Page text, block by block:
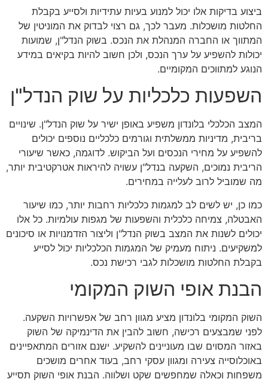
ביצוע בדיקות אלו יכול למנוע בעיות עתידיות ולסייע בקבלת
החלטות מושכלות. מעבר לכך, גם רצוי לבדוק את המוניטין של
המתווך או החברה המנהלת את הנכס. בשוק הנדל"ן, שמועות
יכולות להשפיע על ערך הנכס, ולכן חשוב להיות בקיאים במידע
הנוגע למתווכים המקומיים.
השפעות כלכליות על שוק הנדל"ן
המצב הכלכלי בלונדון משפיע באופן ישיר על שוק הנדל"ן. שינויים
בריבית, מדיניות ממשלתית וגורמים כלכליים נוספים יכולים
להשפיע על מחירי הנכסים ועל הביקוש. לדוגמה, כאשר שיעורי
הריבית נמוכים, השקעה בנדל"ן עשויה להיראות אטרקטיבית יותר,
מה שמוביל לרוב לעלייה במחירים.
כמו כן, יש לשים לב למגמות כלכליות רחבות יותר, כמו שיעור
האבטלה, צמיחה כלכלית והשפעות של מגפות עולמיות. כל אלו
יכולים לשנות את המצב בשוק הנדל"ן וליצור הזדמנויות או סיכונים
למשקיעים. ניתוח מעמיק של המגמות הכלכליות יכול לסייע
בקבלת החלטות מושכלות לגבי רכישת נכס.
הבנת אופי השוק המקומי
השוק המקומי בלונדון מציע מגוון רחב של אפשרויות השקעה.
לפני שמבצעים רכישה, חשוב להבין את הדינמיקה של השוק
באזור המסוים שבו מעוניינים להשקיע. ישנם אזורים המתאפיינים
באוכלוסייה צעירה ומגוון עסקי רחב, בעוד אחרים מושכים
משפחות וכאלה שמחפשים שקט ושלווה. הבנת אופי השוק תסייע